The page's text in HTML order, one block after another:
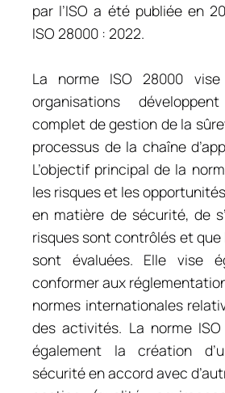
par l’ISO a été publiée en
ISO 28000 : 2022.
La norme ISO 28000
organisations
complet de gestion de la
processus de la chaîne
L’objectif principal de la
les risques et les
en matière de sécurité, de
risques sont contrôlés et
sont évaluées. Elle vise
conformer aux
normes internationales
des activités. La norme
également la création
sécurité en accord avec